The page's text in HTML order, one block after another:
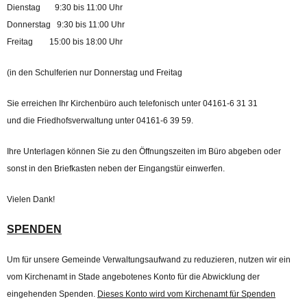
Dienstag 9:30 bis 11:00 Uhr
Donnerstag 9:30 bis 11:00 Uhr
Freitag 15:00 bis 18:00 Uhr
(in den Schulferien nur Donnerstag und Freitag
Sie erreichen Ihr Kirchenbüro auch telefonisch unter 04161-6 31 31
und die Friedhofsverwaltung unter 04161-6 39 59.
Ihre Unterlagen können Sie zu den Öffnungszeiten im Büro abgeben oder
sonst in den Briefkasten neben der Eingangstür einwerfen.
Vielen Dank!
SPENDEN
Um für unsere Gemeinde Verwaltungsaufwand zu reduzieren, nutzen wir ein
vom Kirchenamt in Stade angebotenes Konto für die Abwicklung der
eingehenden Spenden. Dieses Konto wird vom Kirchenamt für Spenden